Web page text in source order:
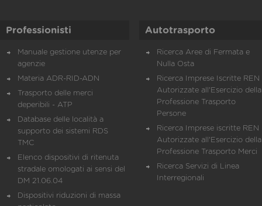
Professionisti
Manuale gestione utenze per
agenzie
Materia ADR-RID-ADN
Trasporto delle merci
deperibili - ATP
Database delle località a
supporto dei sistemi RDS
TMC
Elenco dispositivi di ritenuta
stradale omologati ai sensi del
DM 21.06.04
Dispositivi riduzioni di massa
Autotrasporto
Ricerca Aree di Fermata e
Nulla Osta
Ricerca Imprese Iscritte REN
Autorizzate all'Esercizio della
Professione Trasporto
Persone
Ricerca Imprese iscritte REN
Autorizzate all'Esercizio della
Professione Trasporto Merci
Ricerca Servizi di Linea
Interregionali